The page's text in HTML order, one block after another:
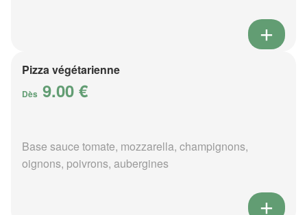
Pizza végétarienne
Dès 9.00 €
Base sauce tomate, mozzarella, champignons,
oignons, poivrons, aubergines